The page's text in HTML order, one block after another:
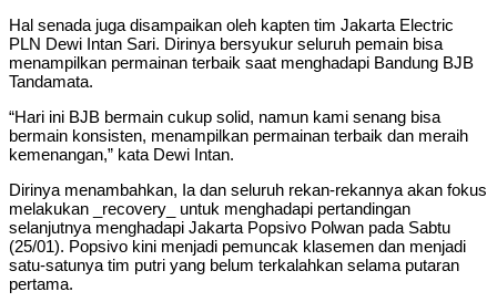
Hal senada juga disampaikan oleh kapten tim Jakarta Electric
PLN Dewi Intan Sari. Dirinya bersyukur seluruh pemain bisa
menampilkan permainan terbaik saat menghadapi Bandung BJB
Tandamata.
“Hari ini BJB bermain cukup solid, namun kami senang bisa
bermain konsisten, menampilkan permainan terbaik dan meraih
kemenangan,” kata Dewi Intan.
Dirinya menambahkan, Ia dan seluruh rekan-rekannya akan fokus
melakukan _recovery_ untuk menghadapi pertandingan
selanjutnya menghadapi Jakarta Popsivo Polwan pada Sabtu
(25/01). Popsivo kini menjadi pemuncak klasemen dan menjadi
satu-satunya tim putri yang belum terkalahkan selama putaran
pertama.